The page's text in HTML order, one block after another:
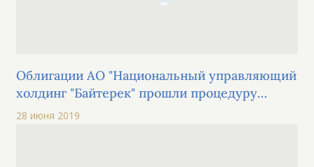
Облигации АО "Национальный управляющий
холдинг "Байтерек" прошли процедуру
листинга на KASE по категории "облигации"
28 июня 2019